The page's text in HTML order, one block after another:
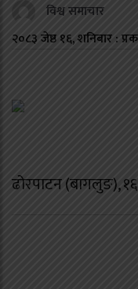
विश्व समाचार
२०८३ जेष्ठ १६, शनिबार :
ढोरपाटन (बागलुङ),